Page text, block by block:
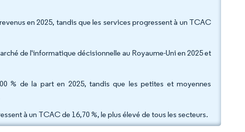
en 2025, tandis que les services progressent à un TCAC
de l'informatique décisionnelle au Royaume-Uni en 2025 et
% de la part en 2025, tandis que les petites et moyennes
à un TCAC de 16,70 %, le plus élevé de tous les secteurs.